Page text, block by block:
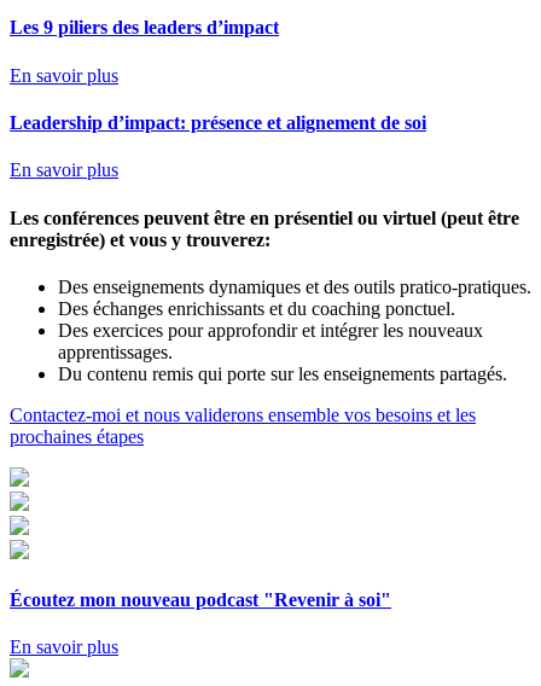
Les 9 piliers des leaders d’impact
En savoir plus
Leadership d’impact: présence et alignement de soi
En savoir plus
Les conférences peuvent être en présentiel ou virtuel (peut être
enregistrée) et vous y trouverez:
Des enseignements dynamiques et des outils pratico-pratiques.
Des échanges enrichissants et du coaching ponctuel.
Des exercices pour approfondir et intégrer les nouveaux
apprentissages.
Du contenu remis qui porte sur les enseignements partagés.
Contactez-moi et nous validerons ensemble vos besoins et les
prochaines étapes
Écoutez mon nouveau podcast "Revenir à soi"
En savoir plus